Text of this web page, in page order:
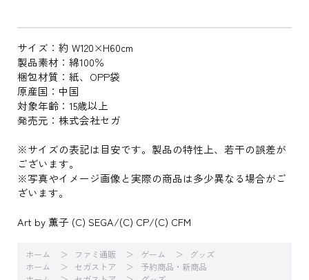
サイズ：約 W120×H60cm
製品素材：綿100％
梱包材質：紙、OPP袋
原産国：中国
対象年齢：15歳以上
発売元：株式会社セガ
※サイズの表記は目安です。製品の特性上、若干の誤差が
ございます。
※写真やイメージ画像と実際の商品は多少異なる場合がご
ざいます。
Art by 薫子 (C) SEGA/(C) CP/(C) CFM
ホーム ファミ通販 ゲーム
グッズ
ホーム
セガストア
予約商品・新商品